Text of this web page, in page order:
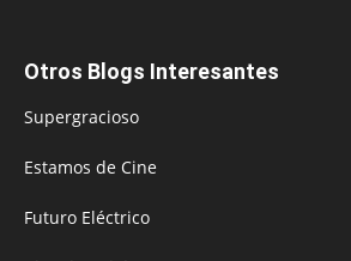
Otros Blogs Interesantes
Supergracioso
Estamos de Cine
Futuro Eléctrico